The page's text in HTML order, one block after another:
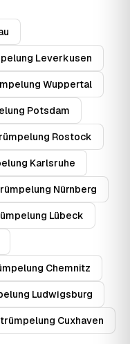
Leverkusen
Wuppertal
Potsdam
Rostock
Karlsruhe
Nürnberg
Lübeck
Chemnitz
Ludwigsburg
Cuxhaven